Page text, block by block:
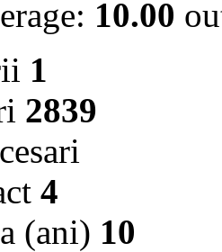
10.00
1
2839
4
(ani) 10